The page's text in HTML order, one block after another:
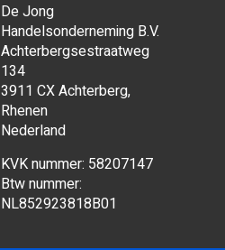
De Jong
Handelsonderneming B.V.
Achterbergsestraatweg
134
3911 CX Achterberg,
Rhenen
Nederland
KVK nummer: 58207147
Btw nummer:
NL852923818B01